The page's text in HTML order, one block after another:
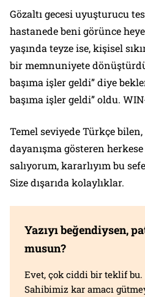
Gözaltı gecesi uyuşturucu
hastanede beni görünce
yaşında teyze ise, kişisel
bir memnuniyete
başıma işler geldi” diye
başıma işler geldi” oldu.
Temel seviyede Türkçe
dayanışma gösteren
salıyorum, kararlıyım bu
Size dışarıda kolaylıklar.
Yazıyı beğendiysen,
musun?
Evet, çok ciddi bir teklif
Sahibimiz kar amacı